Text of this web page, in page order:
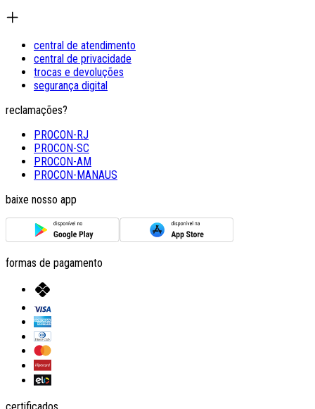
central de atendimento
central de privacidade
trocas e devoluções
segurança digital
reclamações?
PROCON-RJ
PROCON-SC
PROCON-AM
PROCON-MANAUS
baixe nosso app
formas de pagamento
certificados